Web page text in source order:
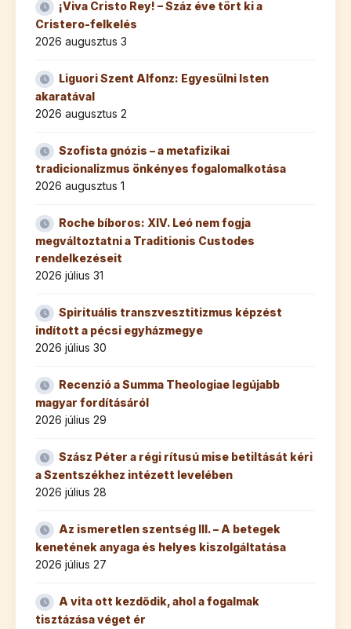
¡Viva Cristo Rey! – Száz éve tört ki a
Cristero-felkelés
2026 augusztus 3
Liguori Szent Alfonz: Egyesülni Isten
akaratával
2026 augusztus 2
Szofista gnózis – a metafizikai
tradicionalizmus önkényes fogalomalkotása
2026 augusztus 1
Roche bíboros: XIV. Leó nem fogja
megváltoztatni a Traditionis Custodes
rendelkezéseit
2026 július 31
Spirituális transzvesztitizmus képzést
indított a pécsi egyházmegye
2026 július 30
Recenzió a Summa Theologiae legújabb
magyar fordításáról
2026 július 29
Szász Péter a régi rítusú mise betiltását kéri
a Szentszékhez intézett levelében
2026 július 28
Az ismeretlen szentség III. – A betegek
kenetének anyaga és helyes kiszolgáltatása
2026 július 27
A vita ott kezdődik, ahol a fogalmak
tisztázása véget ér